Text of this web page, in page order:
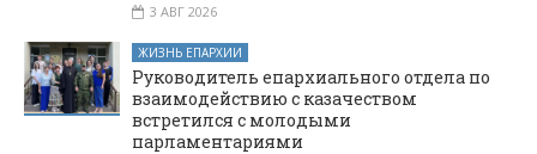
3 АВГ 2026
ЖИЗНЬ ЕПАРХИИ
Руководитель епархиального отдела по
взаимодействию с казачеством
встретился с молодыми
парламентариями